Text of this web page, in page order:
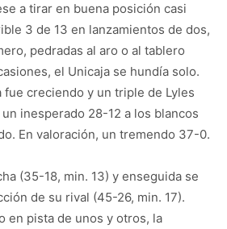
a tirar en buena posición casi
3 de 13 en lanzamientos de dos,
pedradas al aro o al tablero
el Unicaja se hundía solo.
fue creciendo y un triple de Lyles
inesperado 28-12 a los blancos
En valoración, un tremendo 37-0.
(35-18, min. 13) y enseguida se
de su rival (45-26, min. 17).
en pista de unos y otros, la